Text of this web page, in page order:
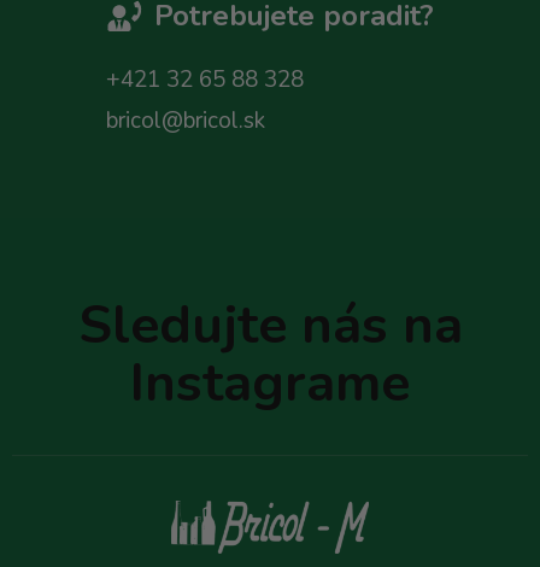
Potrebujete poradit?
+421 32 65 88 328
bricol@bricol.sk
Sledujte nás na
Instagrame